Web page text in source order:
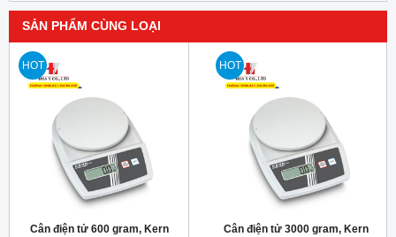
SẢN PHẨM CÙNG LOẠI
HOT
Cân điện tử 600 gram, Kern
HOT
Cân điện tử 3000 gram, Kern